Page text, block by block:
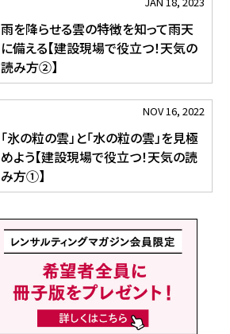
雨を降らせる雲の特徴を知って雨天
に備える【建設現場で役立つ！天気の
読み方②】
NOV 16, 2022
「氷の粒の雲」と「水の粒の雲」を見極
めよう【建設現場で役立つ！天気の読
み方①】